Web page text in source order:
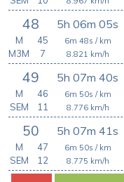
48 5h 06m 05s
6m 48s / km
8.821 km/h
M
45
M3M
7
49 5h 07m 40s
6m 50s / km
8.776 km/h
M
46
SEM
11
50 5h 07m 41s
6m 50s / km
8.775 km/h
M
47
SEM
12